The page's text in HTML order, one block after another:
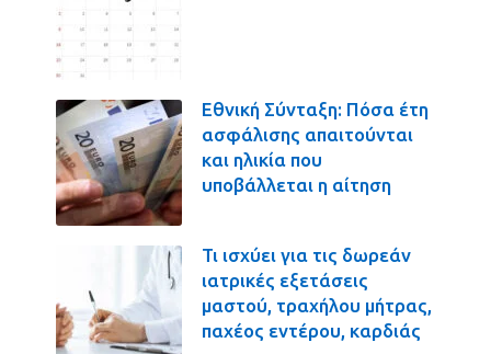
Εθνική Σύνταξη: Πόσα έτη
ασφάλισης απαιτούνται
και ηλικία που
υποβάλλεται η αίτηση
Τι ισχύει για τις δωρεάν
ιατρικές εξετάσεις
μαστού, τραχήλου μήτρας,
παχέος εντέρου, καρδιάς